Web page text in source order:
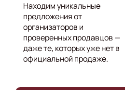
Находим уникальные
предложения от
организаторов и
проверенных продавцов —
даже те, которых уже нет в
официальной продаже.